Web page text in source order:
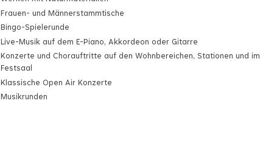
Frauen- und Männerstammtische
Bingo-Spielerunde
Live-Musik auf dem E-Piano, Akkordeon oder Gitarre
Konzerte und Chorauftritte auf den Wohnbereichen, Stationen und im
Festsaal
Klassische Open Air Konzerte
Musikrunden